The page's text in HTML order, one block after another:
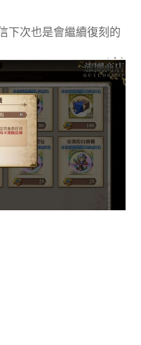
下次也是會繼續復刻的